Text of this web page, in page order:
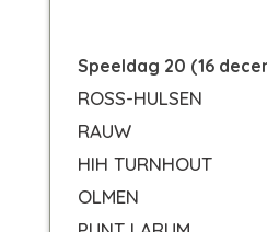
Speeldag 20 (16
ROSS-HULSEN
RAUW
HIH TURNHOUT
OLMEN